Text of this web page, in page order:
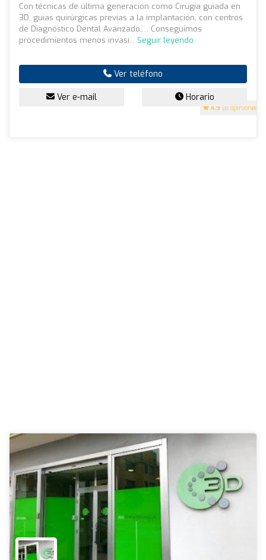
4.9 (8 opiniones)
Con técnicas de última generación como Cirugía guiada en
3D, guías quirúrgicas previas a la implantación, con centros
de Diagnóstico Dental Avanzado,… Conseguimos
procedimientos menos invasi... Seguir leyendo
Ver teléfono
Ver e-mail Horario